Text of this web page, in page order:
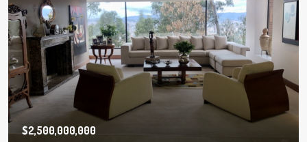
$2,500,000,000